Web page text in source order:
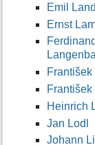
Emil
Ernst
Ferdinand
Heinrich
Jan Lodl
Johann